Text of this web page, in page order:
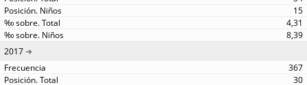
15
4,31
8,39
2017
367
30